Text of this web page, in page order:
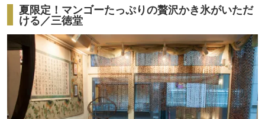
夏限定！マンゴーたっぷりの贅沢かき氷がいただ
ける／三徳堂